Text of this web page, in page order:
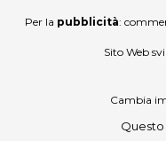
Per la pubblicità:
Sito Web
Cambia
Questo